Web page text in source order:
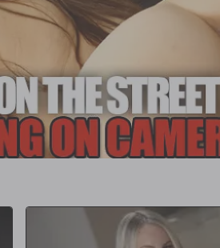
cuerpo una y otra vez.